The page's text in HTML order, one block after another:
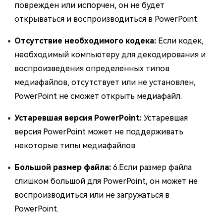
поврежден или испорчен, он не будет
открываться и воспроизводиться в PowerPoint.
Отсутствие необходимого кодека: Если кодек,
необходимый компьютеру для декодирования и
воспроизведения определенных типов
медиафайлов, отсутствует или не установлен,
PowerPoint не сможет открыть медиафайл.
Устаревшая версия PowerPoint: Устаревшая
версия PowerPoint может не поддерживать
некоторые типы медиафайлов.
Большой размер файла: 6.Если размер файла
слишком большой для PowerPoint, он может не
воспроизводиться или не загружаться в
PowerPoint.